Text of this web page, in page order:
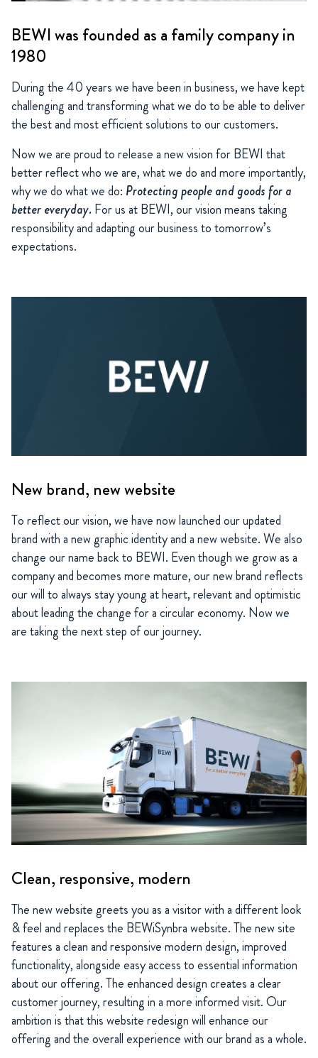
BEWI was founded as a family company in
1980
During the 40 years we have been in business, we have kept
challenging and transforming what we do to be able to deliver
the best and most efficient solutions to our customers.
Now we are proud to release a new vision for BEWI that
better reflect who we are, what we do and more importantly,
why we do what we do: Protecting people and goods for a
better everyday.For us at BEWI, our vision means taking
responsibility and adapting our business to tomorrow’s
expectations.
New brand, new website
To reflect our vision, we have now launched our updated
brand with a new graphic identity and a new website. We also
change our name back to BEWI. Even though we grow as a
company and becomes more mature, our new brand reflects
our will to always stay young at heart, relevant and optimistic
about leading the change for a circular economy. Now we
are taking the next step of our journey.
Clean, responsive, modern
The new website greets you as a visitor with a different look
& feel and replaces the BEWiSynbra website. The new site
features a clean and responsive modern design, improved
functionality, alongside easy access to essential information
about our offering. The enhanced design creates a clear
customer journey, resulting in a more informed visit. Our
ambition is that this website redesign will enhance our
offering and the overall experience with our brand as a whole.